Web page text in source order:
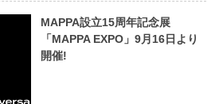
MAPPA設立15周年記念展
「MAPPA EXPO」9月16日より
開催!